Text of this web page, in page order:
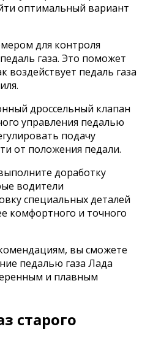
оптимальный вариант
для контроля
газа. Это поможет
воздействует педаль газа
дроссельный клапан
управления педалью
подачу
от положения педали.
доработку
водители
специальных деталей
комфортного и точного
вы сможете
педалью газа Лада
и плавным
старого